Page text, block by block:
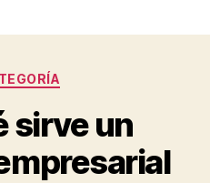
Categorías
sirve un